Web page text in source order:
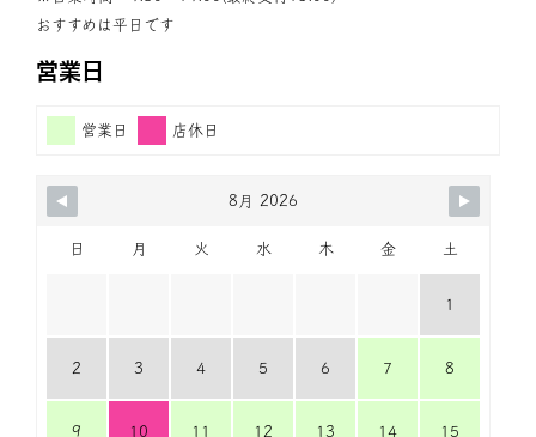
おすすめは平日です
営業日
営業日 店休日
8月 2026
日 月 火 水 木 金 土
1
2 3 4 5 6 7 8
9 10 11 12 13 14 15